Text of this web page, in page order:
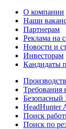
О компании
Наши
Партнерам
Реклама на
Новости и
Инвесторам
Кандидаты
Безопасный
HeadHunter
Поиск
Поиск по